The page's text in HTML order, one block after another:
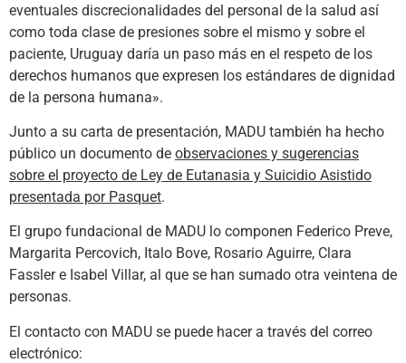
eventuales discrecionalidades del personal de la salud así
como toda clase de presiones sobre el mismo y sobre el
paciente, Uruguay daría un paso más en el respeto de los
derechos humanos que expresen los estándares de dignidad
de la persona humana».
Junto a su carta de presentación, MADU también ha hecho
público un documento de observaciones y sugerencias
sobre el proyecto de Ley de Eutanasia y Suicidio Asistido
presentada por Pasquet.
El grupo fundacional de MADU lo componen Federico Preve,
Margarita Percovich, Italo Bove, Rosario Aguirre, Clara
Fassler e Isabel Villar, al que se han sumado otra veintena de
personas.
El contacto con MADU se puede hacer a través del correo
electrónico: